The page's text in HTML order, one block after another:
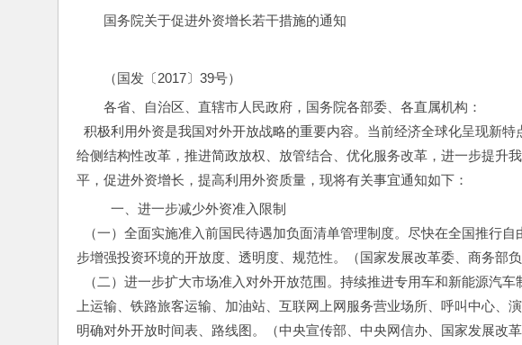
国务院关于促进外资增长若干措施的通知
（国发〔2017〕39号）
各省、自治区、直辖市人民政府，国务院各部委、各直属机构：
积极利用外资是我国对外开放战略的重要内容。当前经济全球化呈现新
给侧结构性改革，推进简政放权、放管结合、优化服务改革，进一步提升
平，促进外资增长，提高利用外资质量，现将有关事宜通知如下：
一、进一步减少外资准入限制
（一）全面实施准入前国民待遇加负面清单管理制度。尽快在全国推行
步增强投资环境的开放度、透明度、规范性。（国家发展改革委、商务部负
（二）进一步扩大市场准入对外开放范围。持续推进专用车和新能源汽
上运输、铁路旅客运输、加油站、互联网上网服务营业场所、呼叫中心、
明确对外开放时间表、路线图。（中央宣传部、中央网信办、国家发展改